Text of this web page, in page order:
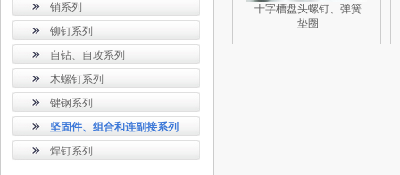
十字槽盘头螺钉、弹簧
垫圈
销系列
铆钉系列
自钻、自攻系列
木螺钉系列
键钢系列
坚固件、组合和连副接系列
焊钉系列